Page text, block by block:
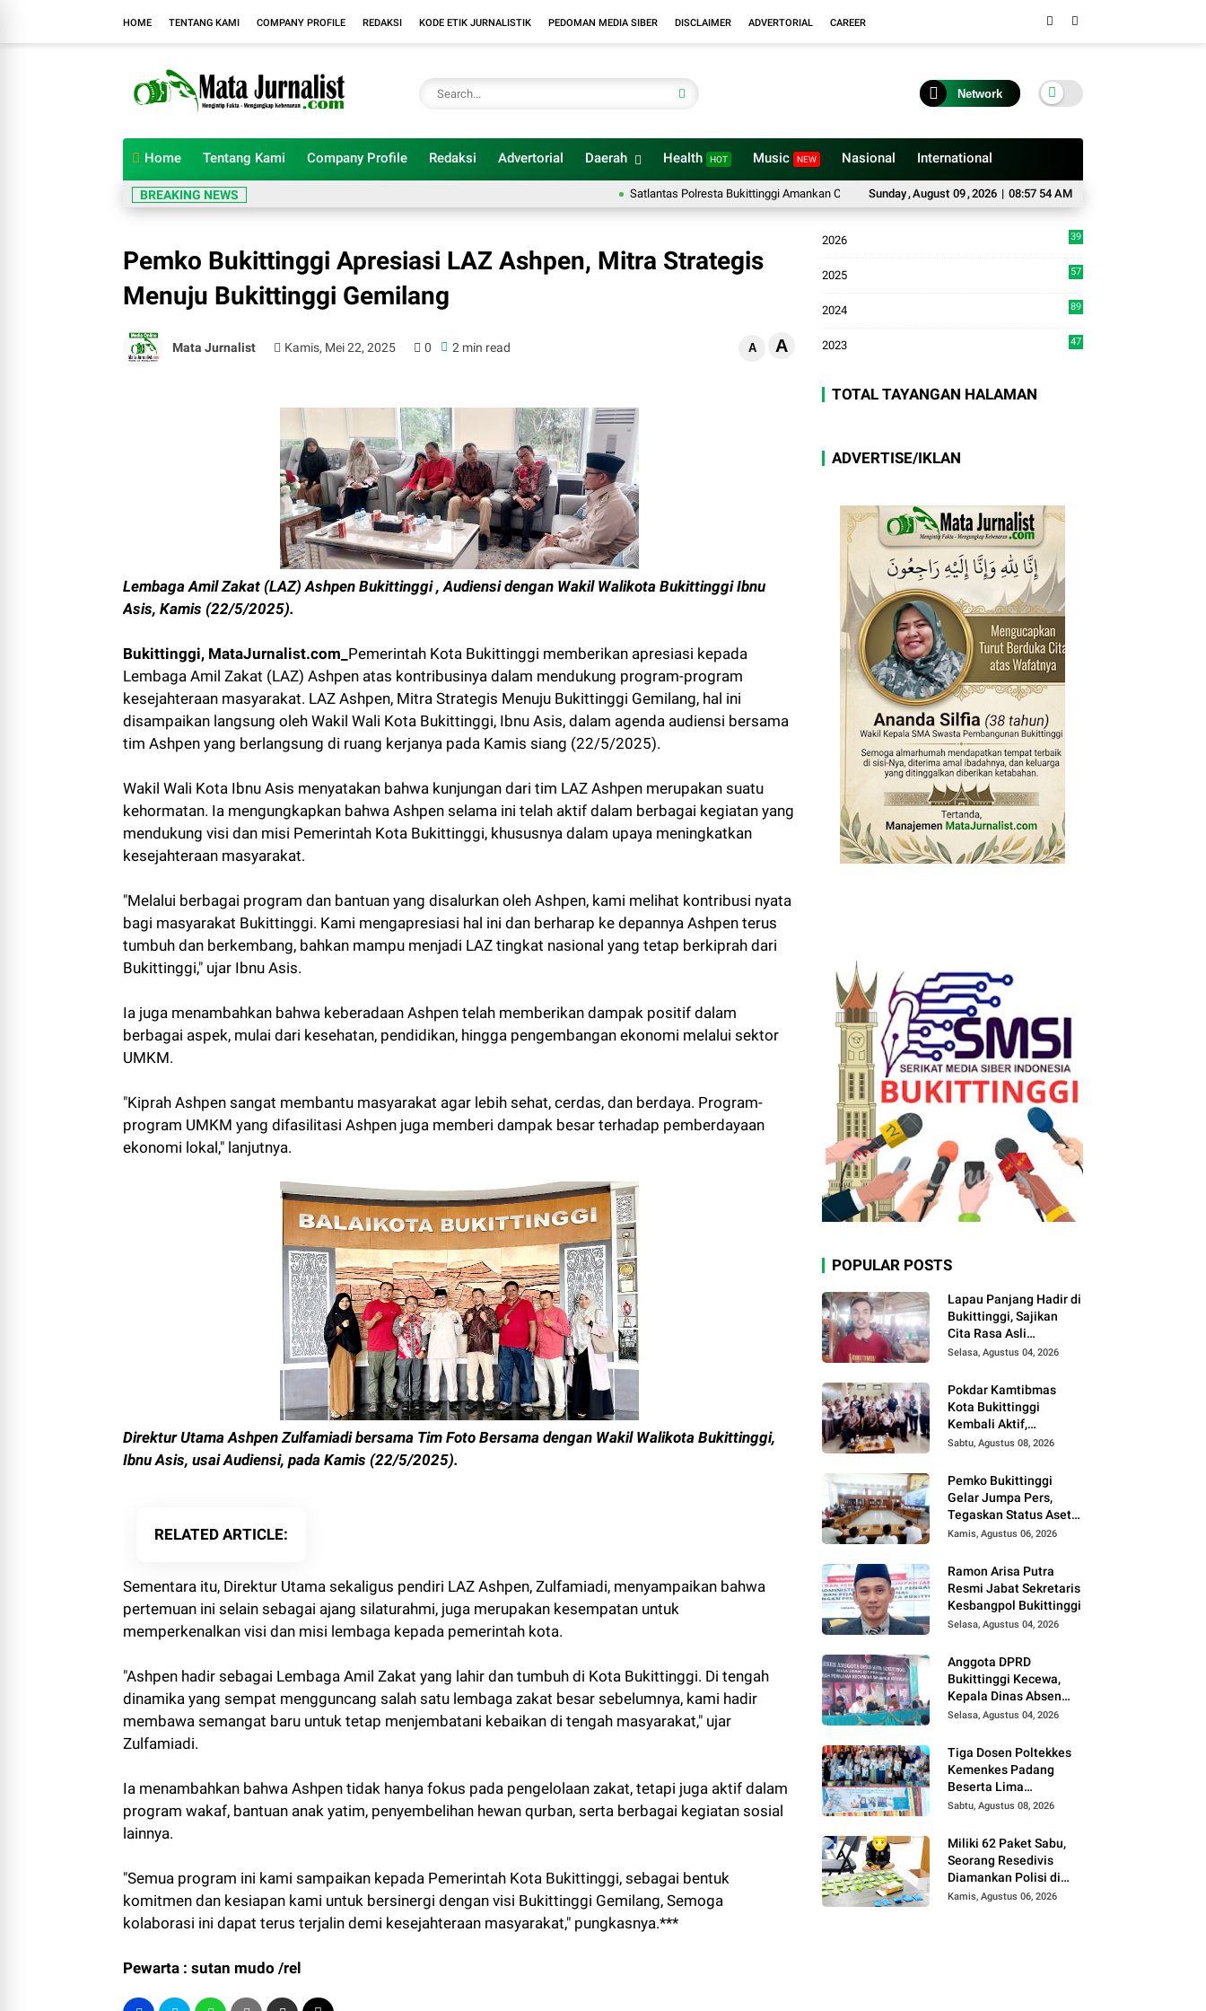
HOME TENTANG KAMI COMPANY PROFILE REDAKSI KODE ETIK JURNALISTIK PEDOMAN MEDIA SIBER DISCLAIMER ADVERTORIAL CAREER
Network
Home Tentang Kami Company Profile Redaksi Advertorial Daerah Health HOT Music NEW Nasional International
Sunday,August 09,2026 | 08:57 55 AM
BREAKING NEWS Satlantas Polresta Bukittinggi Amankan Car Free Day Peringatan HUT Kodam I/Bukit Barisan
Pemko Bukittinggi Apresiasi LAZ Ashpen, Mitra Strategis
Menuju Bukittinggi Gemilang
Mata Jurnalist Kamis, Mei 22, 2025 0 2 min read A A
Lembaga Amil Zakat (LAZ) Ashpen Bukittinggi , Audiensi dengan Wakil Walikota Bukittinggi Ibnu
Asis, Kamis (22/5/2025).
Bukittinggi, MataJurnalist.com_ Pemerintah Kota Bukittinggi memberikan apresiasi kepada
Lembaga Amil Zakat (LAZ) Ashpen atas kontribusinya dalam mendukung program-program
kesejahteraan masyarakat. LAZ Ashpen, Mitra Strategis Menuju Bukittinggi Gemilang, hal ini
disampaikan langsung oleh Wakil Wali Kota Bukittinggi, Ibnu Asis, dalam agenda audiensi bersama
tim Ashpen yang berlangsung di ruang kerjanya pada Kamis siang (22/5/2025).
Wakil Wali Kota Ibnu Asis menyatakan bahwa kunjungan dari tim LAZ Ashpen merupakan suatu
kehormatan. Ia mengungkapkan bahwa Ashpen selama ini telah aktif dalam berbagai kegiatan yang
mendukung visi dan misi Pemerintah Kota Bukittinggi, khususnya dalam upaya meningkatkan
kesejahteraan masyarakat.
"Melalui berbagai program dan bantuan yang disalurkan oleh Ashpen, kami melihat kontribusi nyata
bagi masyarakat Bukittinggi. Kami mengapresiasi hal ini dan berharap ke depannya Ashpen terus
tumbuh dan berkembang, bahkan mampu menjadi LAZ tingkat nasional yang tetap berkiprah dari
Bukittinggi," ujar Ibnu Asis.
Ia juga menambahkan bahwa keberadaan Ashpen telah memberikan dampak positif dalam
berbagai aspek, mulai dari kesehatan, pendidikan, hingga pengembangan ekonomi melalui sektor
UMKM.
"Kiprah Ashpen sangat membantu masyarakat agar lebih sehat, cerdas, dan berdaya. Program-
program UMKM yang difasilitasi Ashpen juga memberi dampak besar terhadap pemberdayaan
ekonomi lokal," lanjutnya.
Direktur Utama Ashpen Zulfamiadi bersama Tim Foto Bersama dengan Wakil Walikota Bukittinggi,
Ibnu Asis, usai Audiensi, pada Kamis (22/5/2025).
RELATED ARTICLE
Sementara itu, Direktur Utama sekaligus pendiri LAZ Ashpen, Zulfamiadi, menyampaikan bahwa
pertemuan ini selain sebagai ajang silaturahmi, juga merupakan kesempatan untuk
memperkenalkan visi dan misi lembaga kepada pemerintah kota.
"Ashpen hadir sebagai Lembaga Amil Zakat yang lahir dan tumbuh di Kota Bukittinggi. Di tengah
dinamika yang sempat mengguncang salah satu lembaga zakat besar sebelumnya, kami hadir
membawa semangat baru untuk tetap menjembatani kebaikan di tengah masyarakat," ujar
Zulfamiadi.
Ia menambahkan bahwa Ashpen tidak hanya fokus pada pengelolaan zakat, tetapi juga aktif dalam
program wakaf, bantuan anak yatim, penyembelihan hewan qurban, serta berbagai kegiatan sosial
lainnya.
"Semua program ini kami sampaikan kepada Pemerintah Kota Bukittinggi, sebagai bentuk
komitmen dan kesiapan kami untuk bersinergi dengan visi Bukittinggi Gemilang, Semoga
kolaborasi ini dapat terus terjalin demi kesejahteraan masyarakat," pungkasnya.***
Pewarta : sutan mudo /rel
2026
39
2025
57
2024
89
2023 47
TOTAL TAYANGAN HALAMAN
ADVERTISE/IKLAN
POPULAR POSTS
Lapau Panjang Hadir di
Bukittinggi, Sajikan
Cita Rasa Asli
Minangkabau dengan
Selasa, Agustus 04, 2026
Pokdar Kamtibmas
Kota Bukittinggi
Kembali Aktif,
Kepengurusan Baru
Sabtu, Agustus 08, 2026
Pemko Bukittinggi
Gelar Jumpa Pers,
Tegaskan Status Aset
Daerah dan Klarifikasi
UFDK
Kamis, Agustus 06, 2026
Ramon Arisa Putra
Resmi Jabat Sekretaris
Kesbangpol Bukittinggi
Selasa, Agustus 04, 2026
Anggota DPRD
Bukittinggi Kecewa,
Kepala Dinas Absen
pada Reses Masa
2025/ 2026.
Selasa, Agustus 04, 2026
Tiga Dosen Poltekkes
Kemenkes Padang
Beserta Lima
Mahasiswa Berikan
Gigi dan Mulut bagi
Kader Posyandu di
Kubang Putiah
Sabtu, Agustus 08, 2026
Miliki 62 Paket Sabu,
Seorang Resedivis
Diamankan Polisi di
Bukittinggi
Kamis, Agustus 06, 2026